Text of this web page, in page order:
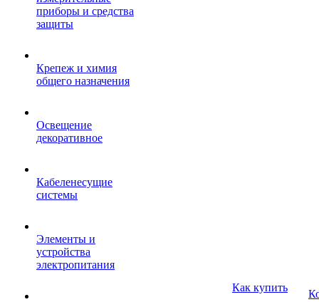
приборы и средства
защиты
Крепеж и химия
общего назначения
Освещение
декоративное
Кабеленесущие
системы
Элементы и
устройства
электропитания
Как купить